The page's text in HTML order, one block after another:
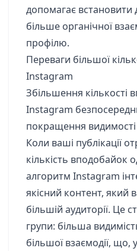
допомагає встановити
більше органічної
профілю.
Переваги більшої
Instagram
Збільшення кількості
Instagram
покращення
Коли ваші публікації
кількість вподобайок
алгоритм Instagram
якісний контент, який
більшій аудиторії. Це
групи: більша
більшої взаємодії, що,